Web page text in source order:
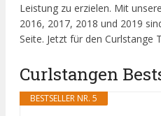
Leistung zu erzielen. Mit
2016, 2017, 2018 und 2019
Seite. Jetzt für den Curlstange
Curlstangen
BESTSELLER NR. 5